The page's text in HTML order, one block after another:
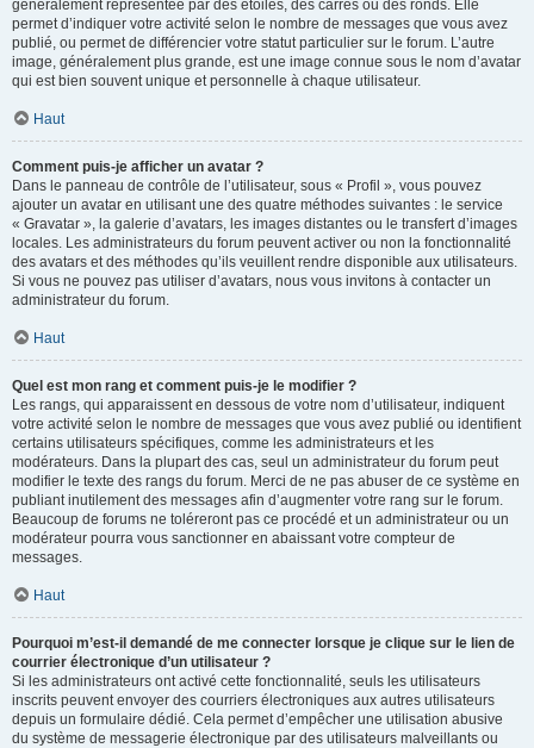
généralement représentée par des étoiles, des carrés ou des ronds. Elle
permet d’indiquer votre activité selon le nombre de messages que vous avez
publié, ou permet de différencier votre statut particulier sur le forum. L’autre
image, généralement plus grande, est une image connue sous le nom d’avatar
qui est bien souvent unique et personnelle à chaque utilisateur.
Haut
Comment puis-je afficher un avatar ?
Dans le panneau de contrôle de l’utilisateur, sous « Profil », vous pouvez
ajouter un avatar en utilisant une des quatre méthodes suivantes : le service
« Gravatar », la galerie d’avatars, les images distantes ou le transfert d’images
locales. Les administrateurs du forum peuvent activer ou non la fonctionnalité
des avatars et des méthodes qu’ils veuillent rendre disponible aux utilisateurs.
Si vous ne pouvez pas utiliser d’avatars, nous vous invitons à contacter un
administrateur du forum.
Haut
Quel est mon rang et comment puis-je le modifier ?
Les rangs, qui apparaissent en dessous de votre nom d’utilisateur, indiquent
votre activité selon le nombre de messages que vous avez publié ou identifient
certains utilisateurs spécifiques, comme les administrateurs et les
modérateurs. Dans la plupart des cas, seul un administrateur du forum peut
modifier le texte des rangs du forum. Merci de ne pas abuser de ce système en
publiant inutilement des messages afin d’augmenter votre rang sur le forum.
Beaucoup de forums ne toléreront pas ce procédé et un administrateur ou un
modérateur pourra vous sanctionner en abaissant votre compteur de
messages.
Haut
Pourquoi m’est-il demandé de me connecter lorsque je clique sur le lien de
courrier électronique d’un utilisateur ?
Si les administrateurs ont activé cette fonctionnalité, seuls les utilisateurs
inscrits peuvent envoyer des courriers électroniques aux autres utilisateurs
depuis un formulaire dédié. Cela permet d’empêcher une utilisation abusive
du système de messagerie électronique par des utilisateurs malveillants ou